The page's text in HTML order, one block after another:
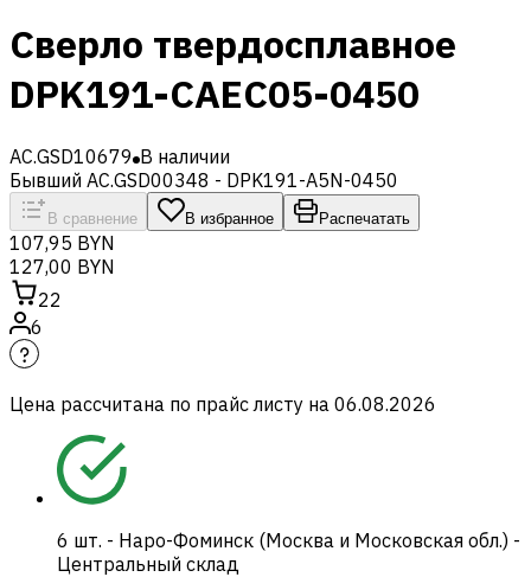
Сверло твердосплавное
DPK191-CAEC05-0450
AC.GSD10679 В наличии
Бывший AC.GSD00348 - DPK191-A5N-0450
В сравнение В избранное Распечатать
107,95 BYN
127,00 BYN
22
6
Цена рассчитана по прайс листу на 06.08.2026
6 шт. - Наро-Фоминск (Москва и Московская обл.) -
Центральный склад